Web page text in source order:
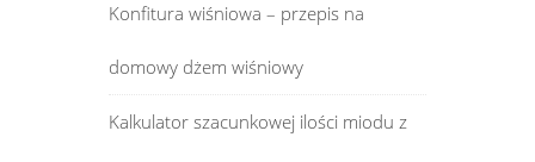
Konfitura wiśniowa – przepis na
domowy dżem wiśniowy
Kalkulator szacunkowej ilości miodu z